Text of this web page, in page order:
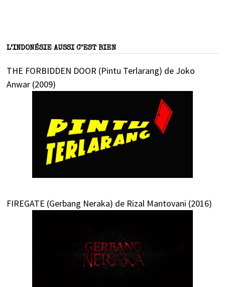
L’INDONÉSIE AUSSI C’EST BIEN
THE FORBIDDEN DOOR (Pintu Terlarang) de Joko
Anwar (2009)
FIREGATE (Gerbang Neraka) de Rizal Mantovani (2016)